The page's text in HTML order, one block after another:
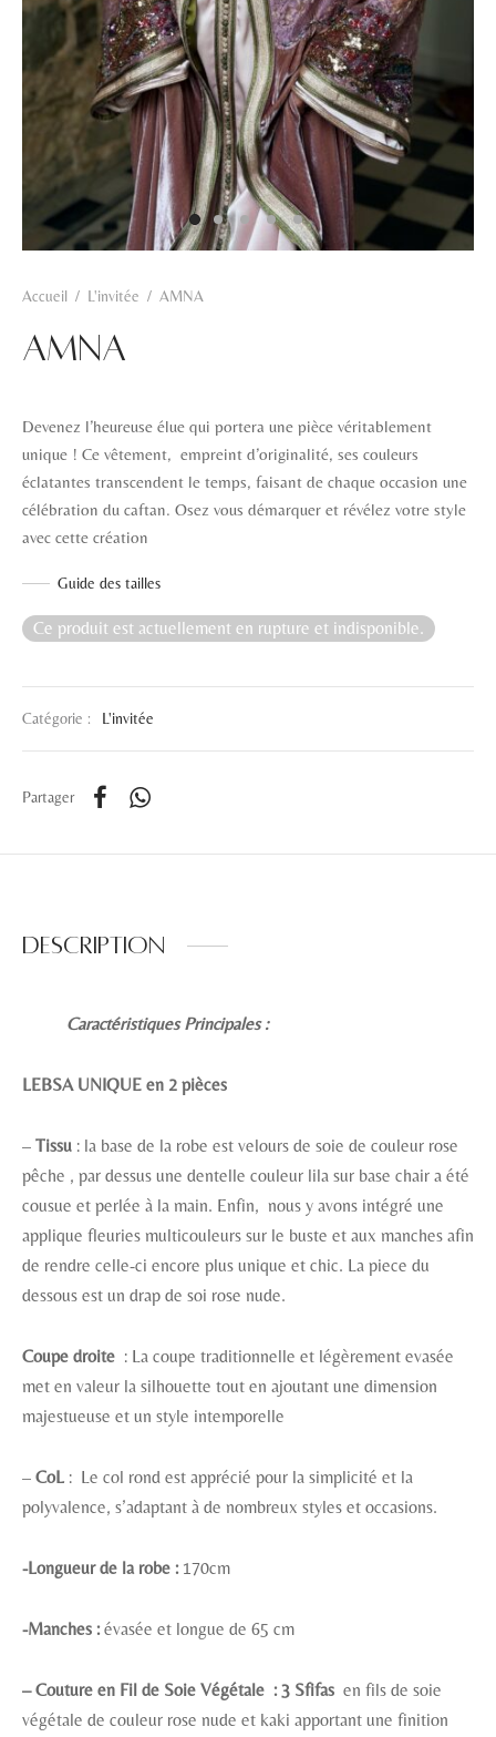
Accueil / L'invitée / AMNA
AMNA
Devenez l’heureuse élue qui portera une pièce véritablement
unique ! Ce vêtement, empreint d’originalité, ses couleurs
éclatantes transcendent le temps, faisant de chaque occasion une
célébration du caftan. Osez vous démarquer et révélez votre style
avec cette création
Guide des tailles
Ce produit est actuellement en rupture et indisponible.
Catégorie : L'invitée
Partager
Description
Caractéristiques Principales :
LEBSA UNIQUE en 2 pièces
– Tissu : la base de la robe est velours de soie de couleur rose
pêche , par dessus une dentelle couleur lila sur base chair a été
cousue et perlée à la main. Enfin, nous y avons intégré une
applique fleuries multicouleurs sur le buste et aux manches afin
de rendre celle-ci encore plus unique et chic. La piece du
dessous est un drap de soi rose nude.
Coupe droite : La coupe traditionnelle et légèrement evasée
met en valeur la silhouette tout en ajoutant une dimension
majestueuse et un style intemporelle
– CoL : Le col rond est apprécié pour la simplicité et la
polyvalence, s’adaptant à de nombreux styles et occasions.
-Longueur de la robe : 170cm
-Manches :évasée et longue de 65 cm
– Couture en Fil de Soie Végétale : 3 Sfifas en fils de soie
végétale de couleur rose nude et kaki apportant une finition